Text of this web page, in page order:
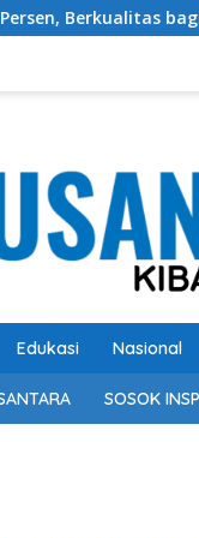
Siapa?
Edukasi Nasional
SOSOK